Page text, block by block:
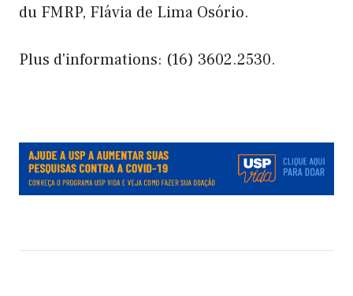
du FMRP, Flávia de Lima Osório.
Plus d'informations: (16) 3602.2530.